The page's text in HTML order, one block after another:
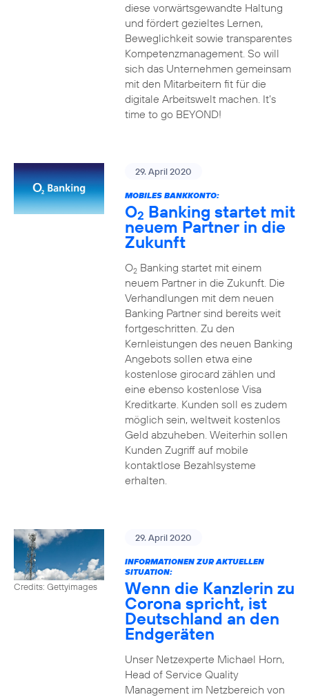
diese vorwärtsgewandte Haltung
und fördert gezieltes Lernen,
Beweglichkeit sowie transparentes
Kompetenzmanagement. So will
sich das Unternehmen gemeinsam
mit den Mitarbeitern fit für die
digitale Arbeitswelt machen. It’s
time to go BEYOND!
29. April 2020
MOBILES BANKKONTO:
O2 Banking startet mit
neuem Partner in die
Zukunft
O2Banking startet mit einem
neuem Partner in die Zukunft. Die
Verhandlungen mit dem neuen
Banking Partner sind bereits weit
fortgeschritten. Zu den
Kernleistungen des neuen Banking
Angebots sollen etwa eine
kostenlose girocard zählen und
eine ebenso kostenlose Visa
Kreditkarte. Kunden soll es zudem
möglich sein, weltweit kostenlos
Geld abzuheben. Weiterhin sollen
Kunden Zugriff auf mobile
kontaktlose Bezahlsysteme
erhalten.
Credits: Gettyimages
29. April 2020
INFORMATIONEN ZUR AKTUELLEN
SITUATION:
Wenn die Kanzlerin zu
Corona spricht, ist
Deutschland an den
Endgeräten
Unser Netzexperte Michael Horn,
Head of Service Quality
Management im Netzbereich von